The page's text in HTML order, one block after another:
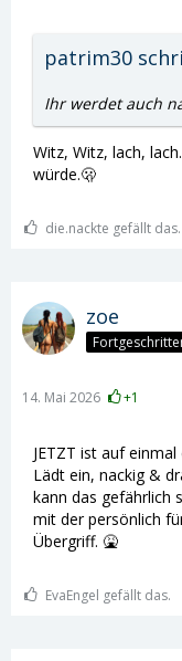
patrim30
Ihr werdet auch
Witz, Witz, lach,
würde.🫢
die.nackte gefällt das.
zoe
14. Mai 2026 +1
JETZT ist auf
Lädt ein, nackig &
kann das gefährlich
mit der persönlich
Übergriff. 🤮
EvaEngel gefällt das.